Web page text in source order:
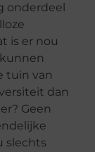
onderdeel
is er nou
tuin van
dan
Geen
slechts